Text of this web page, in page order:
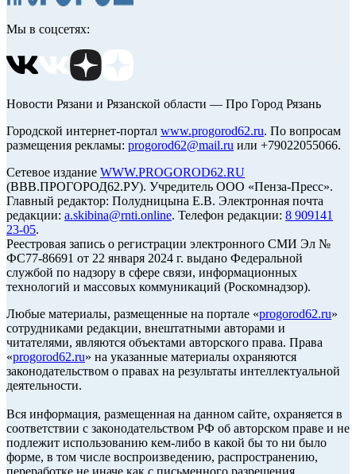
Мы в соцсетях:
Новости Рязани и Рязанской области — Про Город Рязань
Городской интернет-портал www.progorod62.ru. По вопросам
размещения рекламы: progorod62@mail.ru или +79022055066.
Сетевое издание WWW.PROGOROD62.RU
(ВВВ.ПРОГОРОД62.РУ). Учредитель ООО «Пенза-Пресс».
Главный редактор: Полудницына Е.В. Электронная почта
редакции: a.skibina@rnti.online. Телефон редакции: 8 909141
23-05.
Реестровая запись о регистрации электронного СМИ Эл №
ФС77-86691 от 22 января 2024 г. выдано Федеральной
службой по надзору в сфере связи, информационных
технологий и массовых коммуникаций (Роскомнадзор).
Любые материалы, размещенные на портале «progorod62.ru»
сотрудниками редакции, внештатными авторами и
читателями, являются объектами авторского права. Права
«progorod62.ru» на указанные материалы охраняются
законодательством о правах на результаты интеллектуальной
деятельности.
Вся информация, размещенная на данном сайте, охраняется в
соответствии с законодательством РФ об авторском праве и не
подлежит использованию кем-либо в какой бы то ни было
форме, в том числе воспроизведению, распространению,
переработке не иначе как с письменного разрешения